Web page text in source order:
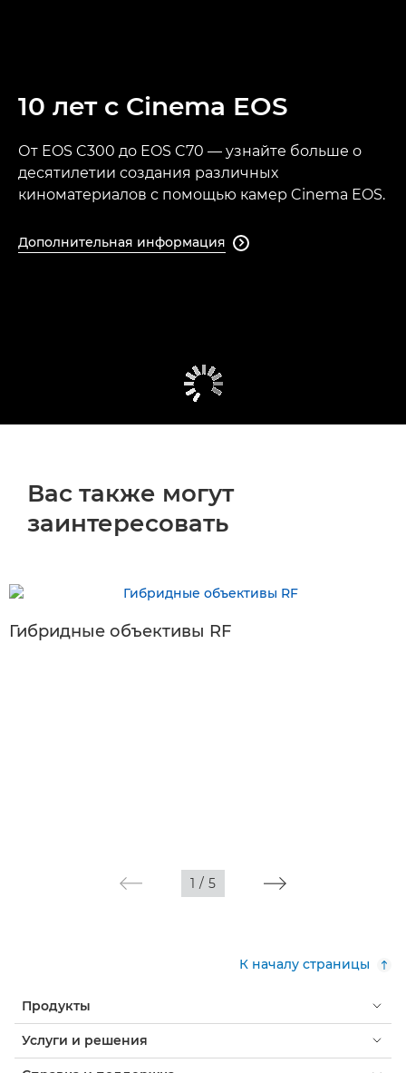
10 лет с Cinema EOS
От EOS C300 до EOS C70 — узнайте больше о
десятилетии создания различных
киноматериалов с помощью камер Cinema EOS.
Дополнительная информация 
Вас также могут
заинтересовать
Гибридные объективы RF
1 / 5
К началу страницы
Продукты
Услуги и решения